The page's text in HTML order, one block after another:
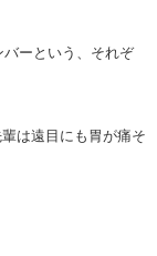
ーという、それぞ
は遠目にも胃が痛そ